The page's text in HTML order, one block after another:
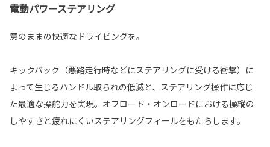
電動パワーステアリング
意のままの快適なドライビングを。
キックバック（悪路走行時などにステアリングに受ける衝撃）に
よって生じるハンドル取られの低減と、ステアリング操作に応じ
た最適な操舵力を実現。オフロード・オンロードにおける操縦の
しやすさと疲れにくいステアリングフィールをもたらします。